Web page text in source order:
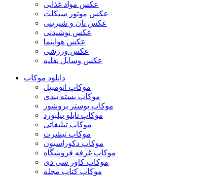
عکس مواد غذایی
عکس موتور سیکلت
عکس نان و شیرینی
عکس نوشیدنی
عکس هواپیما
عکس ورزشی
عکس وسایل نقلیه
دانلود موکاپ
موکاپ اتومبیل
موکاپ بسته بندی
موکاپ پوستر بروشور
موکاپ تابلو بیلبورد
موکاپ تبلیغاتی
موکاپ تیشرت
موکاپ دکوراسیون
موکاپ غرفه فروشگاه
موکاپ کاور سی دی
موکاپ کتاب مجله